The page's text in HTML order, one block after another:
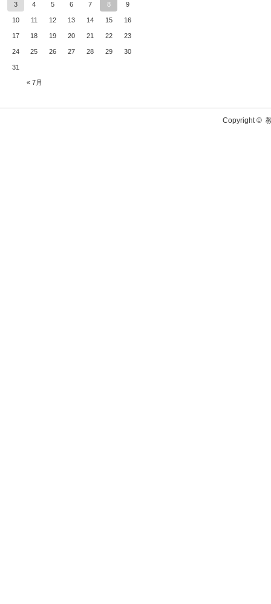
« 7月
3 4 5 6 7 8 9
10 11 12 13 14 15 16
17 18 19 20 21 22 23
24 25 26 27 28 29 30
31
Copyright ©